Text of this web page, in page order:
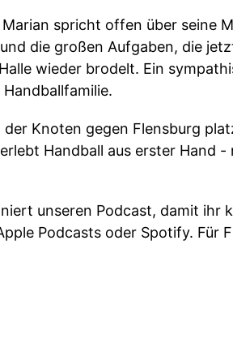
spricht offen über seine
die großen Aufgaben, die
wieder brodelt. Ein
der Knoten gegen Flensburg
Handball aus erster Hand
unseren Podcast, damit ihr
Podcasts oder Spotify. Für